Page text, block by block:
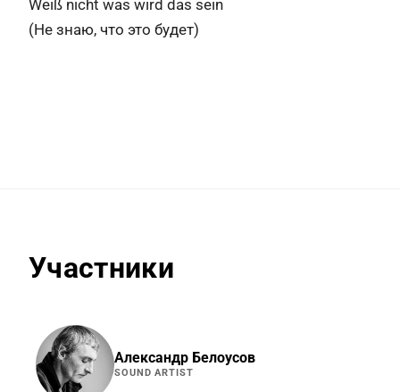
Weiß nicht was wird das sein
(Не знаю, что это будет)
Участники
Александр Белоусов
SOUND ARTIST